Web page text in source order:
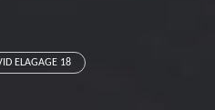
ELAGAGE 18